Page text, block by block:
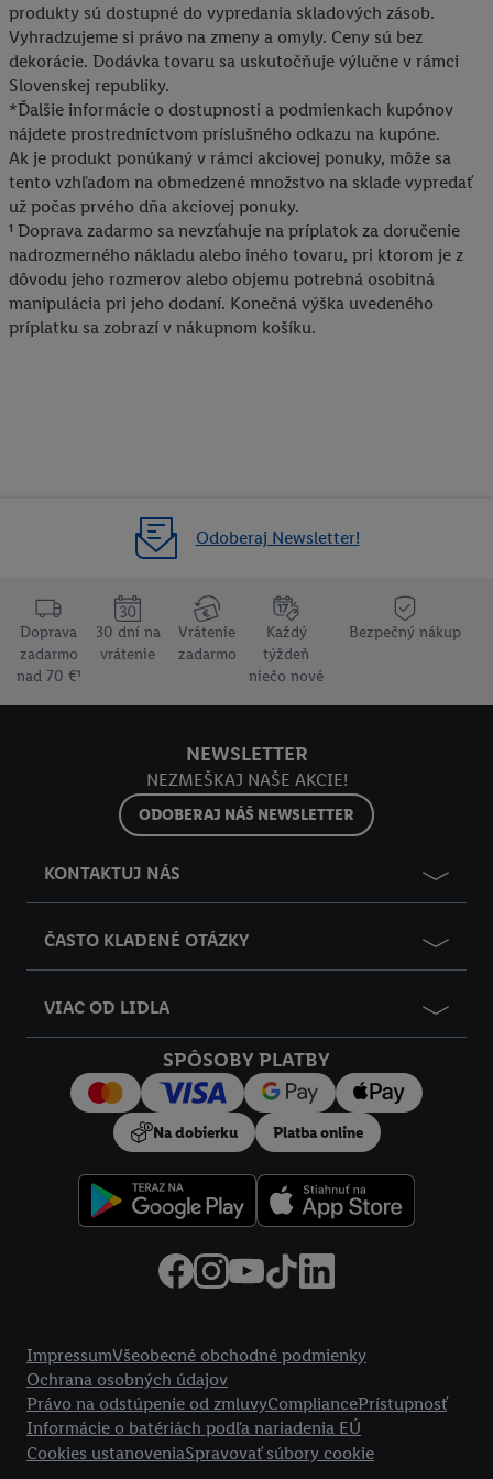
produkty sú dostupné do vypredania skladových zásob.
Vyhradzujeme si právo na zmeny a omyly. Ceny sú bez
dekorácie. Dodávka tovaru sa uskutočňuje výlučne v rámci
Slovenskej republiky.
*Ďalšie informácie o dostupnosti a podmienkach kupónov
nájdete prostredníctvom príslušného odkazu na kupóne.
Ak je produkt ponúkaný v rámci akciovej ponuky, môže sa
tento vzhľadom na obmedzené množstvo na sklade vypredať
už počas prvého dňa akciovej ponuky.
¹ Doprava zadarmo sa nevzťahuje na príplatok za doručenie
nadrozmerného nákladu alebo iného tovaru, pri ktorom je z
dôvodu jeho rozmerov alebo objemu potrebná osobitná
manipulácia pri jeho dodaní. Konečná výška uvedeného
príplatku sa zobrazí v nákupnom košíku.
Odoberaj Newsletter!
Doprava
zadarmo
nad 70 €¹
30 dní na
vrátenie
Vrátenie
zadarmo
Každý
týždeň
niečo nové
Bezpečný nákup
NEWSLETTER
NEZMEŠKAJ NAŠE AKCIE!
ODOBERAJ NÁŠ NEWSLETTER
KONTAKTUJ NÁS
ČASTO KLADENÉ OTÁZKY
VIAC OD LIDLA
SPÔSOBY PLATBY
Na dobierku Platba online
ImpressumVšeobecné obchodné podmienky
Ochrana osobných údajov
Právo na odstúpenie od zmluvyCompliancePrístupnosť
Informácie o batériách podľa nariadenia EÚ
Cookies ustanoveniaSpravovať súbory cookie
obchode, ale nie jeho zakúpením), sa môžu zobrazovať aj na
rôznych zariadeniach a v rôznych službách spoločnosti Lidl ak
vám možno priradiť niekoľko koncových zariadení alebo
používanie viacerých služieb spoločnosti Lidl, pomocou vašej
hashovanej e-mailovej adresy a prípadne ďalších
identifikátorov/identifikátorov, ktoré má spoločnosť Criteo SA k
dispozícii.
V časti "Prispôsobiť" môžete povoliť jednotlivé účely a nájsť
ďalšie informácie o podmienkach spracúvania osobných
údajov.
Kliknutím na možnosť " Odmietnuť" môžete povoliť iba
používanie potrebných technológií. Kliknutím na "Súhlasím"
vyjadríte súhlas so spracúvaním na všetky vyššie uvedené účely.